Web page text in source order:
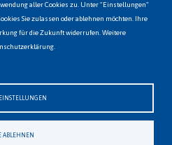
aller Cookies zu. Unter "Einstellungen"
Sie zulassen oder ablehnen möchten. Ihre
für die Zukunft widerrufen. Weitere
ABLEHNEN